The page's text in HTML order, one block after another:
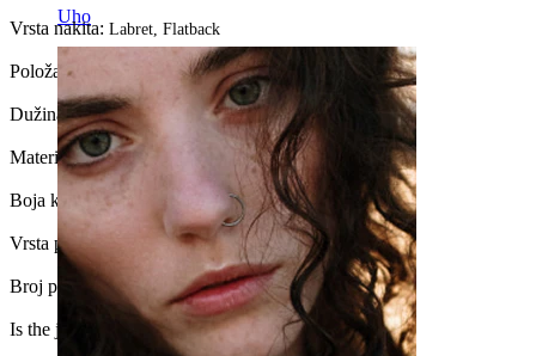
Uho
Vrsta nakita: Labret, Flatback
Položaj: Ušna resica, Helix, Conch
Dužina:6 mm
Materijal:Titanij
Boja kamenčića:
Vrsta premaza: PVD premaz
Broj proizvoda:
Is the jewelry coated?: Yes, the whole jewelry